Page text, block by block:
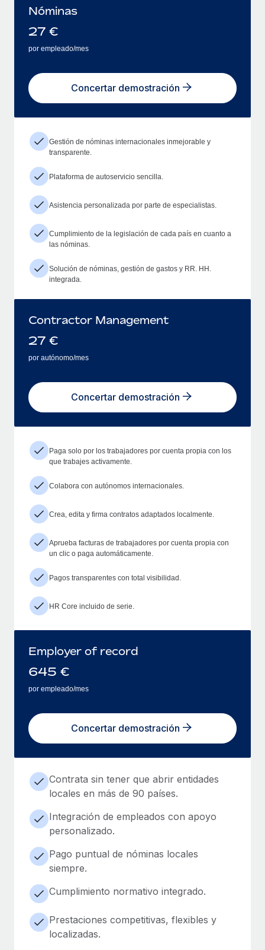
Nóminas
27 €
por empleado/mes
Concertar demostración
Gestión de nóminas internacionales inmejorable y
transparente.
Plataforma de autoservicio sencilla.
Asistencia personalizada por parte de especialistas.
Cumplimiento de la legislación de cada país en cuanto a
las nóminas.
Solución de nóminas, gestión de gastos y RR. HH.
integrada.
Contractor Management
27 €
por autónomo/mes
Concertar demostración
Paga solo por los trabajadores por cuenta propia con los
que trabajes activamente.
Colabora con autónomos internacionales.
Crea, edita y firma contratos adaptados localmente.
Aprueba facturas de trabajadores por cuenta propia con
un clic o paga automáticamente.
Pagos transparentes con total visibilidad.
HR Core incluido de serie.
Employer of record
645 €
por empleado/mes
Concertar demostración
Contrata sin tener que abrir entidades
locales en más de 90 países.
Integración de empleados con apoyo
personalizado.
Pago puntual de nóminas locales
siempre.
Cumplimiento normativo integrado.
Prestaciones competitivas, flexibles y
localizadas.